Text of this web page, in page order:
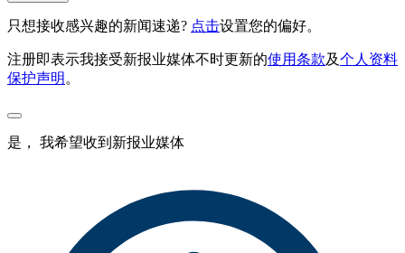
只想接收感兴趣的新闻速递? 点击设置您的偏好。
注册即表示我接受新报业媒体不时更新的使用条款及个人资料
保护声明 。
是， 我希望收到新报业媒体